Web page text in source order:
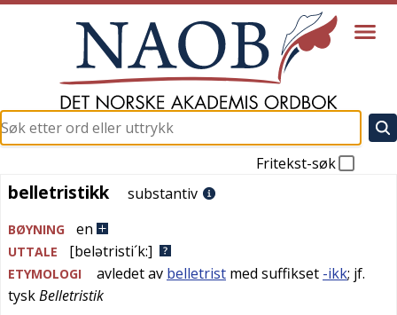
Fritekst-søk
belletristikk
belletristikk substantiv
BØYNING en
UTTALE [belətristi´k:]
ETYMOLOGI avledet av belletrist med suffikset -ikk; jf.
tyskBelletristik